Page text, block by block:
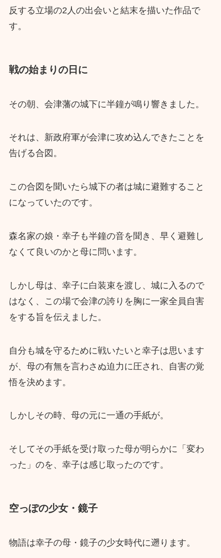
反する立場の2人の出会いと結末を描いた作品で
す。
戦の始まりの日に
その朝、会津藩の城下に半鐘が鳴り響きました。
それは、新政府軍が会津に攻め込んできたことを
告げる合図。
この合図を聞いたら城下の者は城に避難すること
になっていたのです。
森名家の娘・幸子も半鐘の音を聞き、早く避難し
なくて良いのかと母に問います。
しかし母は、幸子に白装束を渡し、城に入るので
はなく、この場で会津の誇りを胸に一家全員自害
をする旨を伝えました。
自分も城を守るために戦いたいと幸子は思います
が、母の有無を言わさぬ迫力に圧され、自害の覚
悟を決めます。
しかしその時、母の元に一通の手紙が。
そしてその手紙を受け取った母が明らかに「変わ
った」のを、幸子は感じ取ったのです。
空っぽの少女・鏡子
物語は幸子の母・鏡子の少女時代に遡ります。